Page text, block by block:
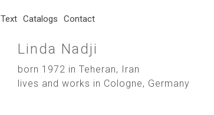
Text Catalogs Contact
Linda Nadji
born 1972 in Teheran, Iran
lives and works in Cologne, Germany